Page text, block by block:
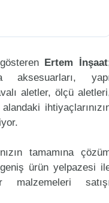
Ertem İnşaat
aksesuarları,
aletler, ölçü
tamamına
ürün yelpazesi
malzemeleri